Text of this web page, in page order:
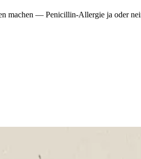
machen — Penicillin-Allergie ja oder